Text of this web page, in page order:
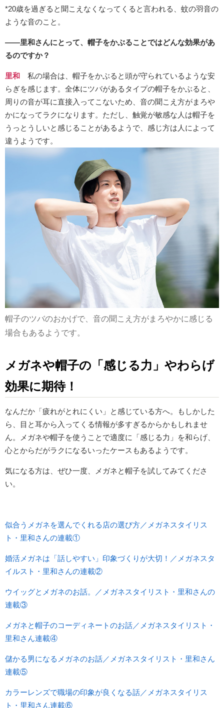
*20歳を過ぎると聞こえなくなってくると言われる、蚊の羽音の
ような音のこと。
――里和さんにとって、帽子をかぶることではどんな効果があ
るのですか？
里和 私の場合は、帽子をかぶると頭が守られているような安
らぎを感じます。全体にツバがあるタイプの帽子をかぶると、
周りの音が耳に直接入ってこないため、音の聞こえ方がまろや
かになってラクになります。ただし、触覚が敏感な人は帽子を
うっとうしいと感じることがあるようで、感じ方は人によって
違うようです。
帽子のツバのおかげで、音の聞こえ方がまろやかに感じる
場合もあるようです。
メガネや帽子の「感じる力」やわらげ
効果に期待！
なんだか「疲れがとれにくい」と感じている方へ。もしかした
ら、目と耳から入ってくる情報が多すぎるからかもしれませ
ん。メガネや帽子を使うことで適度に「感じる力」を和らげ、
心とからだがラクになるいったケースもあるようです。
気になる方は、ぜひ一度、メガネと帽子を試してみてくださ
い。
似合うメガネを選んでくれる店の選び方／メガネスタイリス
ト・里和さんの連載①
婚活メガネは「話しやすい」印象づくりが大切！／メガネスタ
イルスト・里和さんの連載②
ウイッグとメガネのお話。／メガネスタイリスト・里和さんの
連載③
メガネと帽子のコーディネートのお話／メガネスタイリスト・
里和さん連載④
儲かる男になるメガネのお話／メガネスタイリスト・里和さん
連載⑤
カラーレンズで職場の印象が良くなる話／メガネスタイリス
ト・里和さん連載⑥